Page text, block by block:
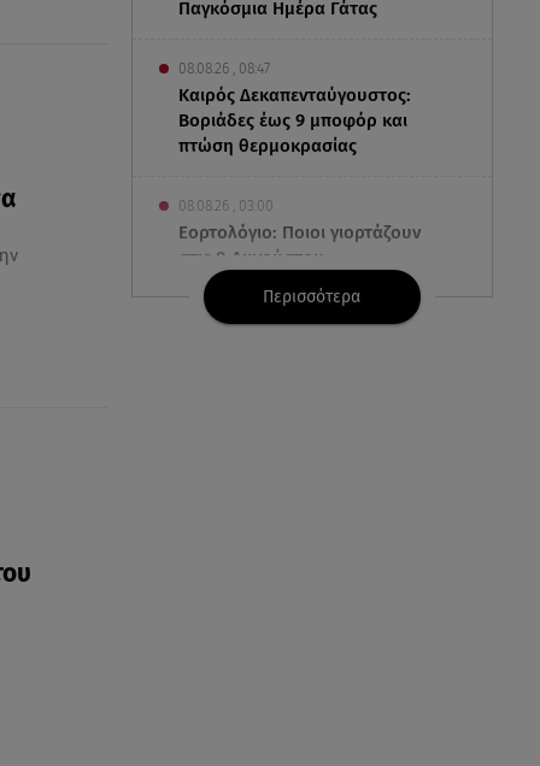
Παγκόσμια Ημέρα Γάτας
08.08.26 , 08:47
Καιρός Δεκαπενταύγουστος:
Βοριάδες έως 9 μποφόρ και
πτώση θερμοκρασίας
08.08.26 , 03:00
Εορτολόγιο: Ποιοι γιορτάζουν
στις 8 Αυγούστου
07.08.26 , 22:40
Περισσότερα